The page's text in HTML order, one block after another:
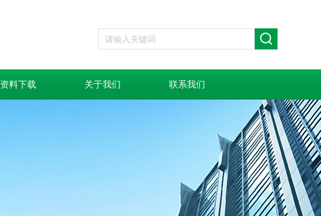
资料下载 关于我们 联系我们